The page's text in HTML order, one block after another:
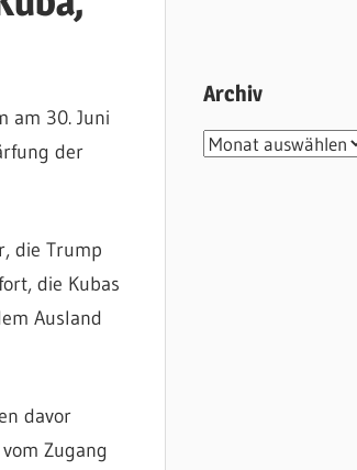
am 30. Juni
der
die Trump
die Kubas
Ausland
davor
Zugang
Archiv
Archiv